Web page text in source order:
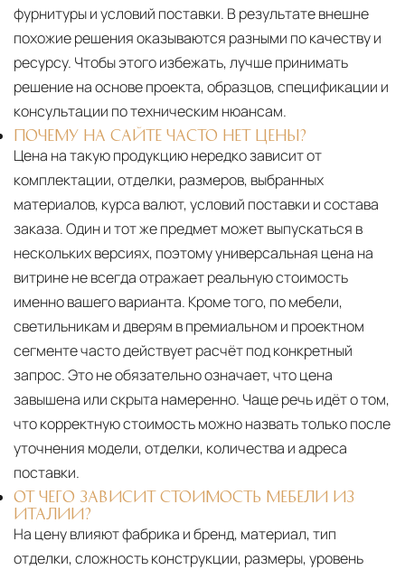
фурнитуры и условий поставки. В результате внешне
похожие решения оказываются разными по качеству и
ресурсу. Чтобы этого избежать, лучше принимать
решение на основе проекта, образцов, спецификации и
консультации по техническим нюансам.
ПОЧЕМУ НА САЙТЕ ЧАСТО НЕТ ЦЕНЫ?
Цена на такую продукцию нередко зависит от
комплектации, отделки, размеров, выбранных
материалов, курса валют, условий поставки и состава
заказа. Один и тот же предмет может выпускаться в
нескольких версиях, поэтому универсальная цена на
витрине не всегда отражает реальную стоимость
именно вашего варианта. Кроме того, по мебели,
светильникам и дверям в премиальном и проектном
сегменте часто действует расчёт под конкретный
запрос. Это не обязательно означает, что цена
завышена или скрыта намеренно. Чаще речь идёт о том,
что корректную стоимость можно назвать только после
уточнения модели, отделки, количества и адреса
поставки.
ОТ ЧЕГО ЗАВИСИТ СТОИМОСТЬ МЕБЕЛИ ИЗ
ИТАЛИИ?
На цену влияют фабрика и бренд, материал, тип
отделки, сложность конструкции, размеры, уровень